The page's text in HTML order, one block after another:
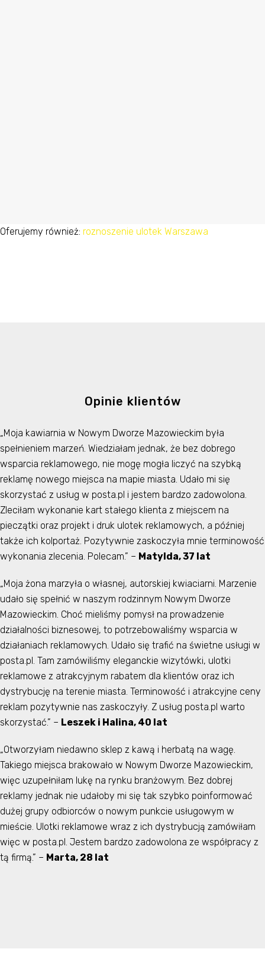
Oferujemy również: roznoszenie ulotek Warszawa
Opinie klientów
„Moja kawiarnia w Nowym Dworze Mazowieckim była
spełnieniem marzeń. Wiedziałam jednak, że bez dobrego
wsparcia reklamowego, nie mogę mogła liczyć na szybką
reklamę nowego miejsca na mapie miasta. Udało mi się
skorzystać z usług w posta.pl i jestem bardzo zadowolona.
Zleciłam wykonanie kart stałego klienta z miejscem na
pieczątki oraz projekt i druk ulotek reklamowych, a później
także ich kolportaż. Pozytywnie zaskoczyła mnie terminowość
wykonania zlecenia. Polecam.” – Matylda, 37 lat
„Moja żona marzyła o własnej, autorskiej kwiaciarni. Marzenie
udało się spełnić w naszym rodzinnym Nowym Dworze
Mazowieckim. Choć mieliśmy pomysł na prowadzenie
działalności biznesowej, to potrzebowaliśmy wsparcia w
działaniach reklamowych. Udało się trafić na świetne usługi w
posta.pl. Tam zamówiliśmy eleganckie wizytówki, ulotki
reklamowe z atrakcyjnym rabatem dla klientów oraz ich
dystrybucję na terenie miasta. Terminowość i atrakcyjne ceny
reklam pozytywnie nas zaskoczyły. Z usług posta.pl warto
skorzystać.” – Leszek i Halina, 40 lat
„Otworzyłam niedawno sklep z kawą i herbatą na wagę.
Takiego miejsca brakowało w Nowym Dworze Mazowieckim,
więc uzupełniłam lukę na rynku branżowym. Bez dobrej
reklamy jednak nie udałoby mi się tak szybko poinformować
dużej grupy odbiorców o nowym punkcie usługowym w
mieście. Ulotki reklamowe wraz z ich dystrybucją zamówiłam
więc w posta.pl. Jestem bardzo zadowolona ze współpracy z
tą firmą.” – Marta, 28 lat